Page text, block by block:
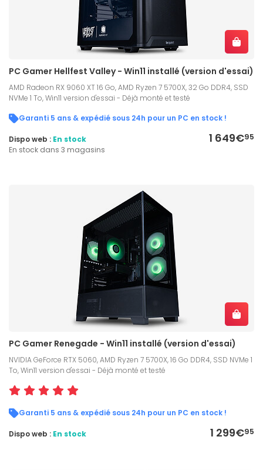
PC Gamer Hellfest Valley - Win11 installé (version d'essai)
AMD Radeon RX 9060 XT 16 Go, AMD Ryzen 7 5700X, 32 Go DDR4, SSD
NVMe 1 To, Win11 version d'essai - Déjà monté et testé
Garanti 5 ans & expédié sous 24h pour un PC en stock !
1 649€95
Dispo web : En stock
En stock dans 3 magasins
PC Gamer Renegade - Win11 installé (version d'essai)
NVIDIA GeForce RTX 5060, AMD Ryzen 7 5700X, 16 Go DDR4, SSD NVMe 1
To, Win11 version d'essai - Déjà monté et testé
Garanti 5 ans & expédié sous 24h pour un PC en stock !
1 299€95
Dispo web : En stock